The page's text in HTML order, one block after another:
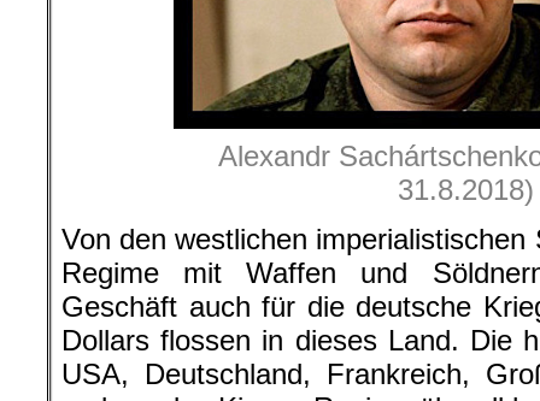
Alexandr
31.8.2018)
Von den westlichen
Regime mit Waffen und
Geschäft auch für die deutsche
Dollars flossen in dieses Land. Die
USA, Deutschland, Frankreich,